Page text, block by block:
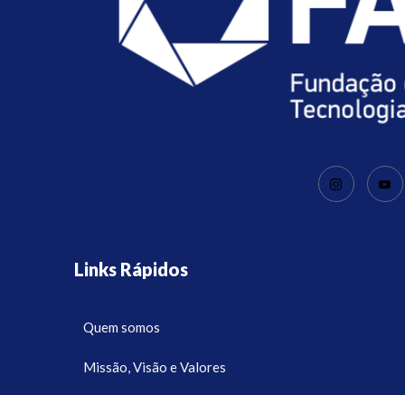
Links Rápidos
Quem somos
Missão, Visão e Valores